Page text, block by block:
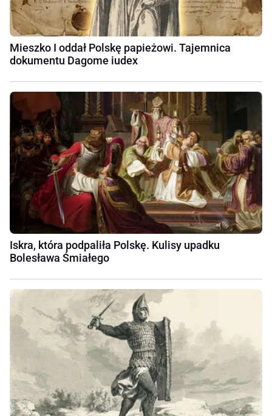
Mieszko I oddał Polskę papieżowi. Tajemnica
dokumentu Dagome iudex
Iskra, która podpaliła Polskę. Kulisy upadku
Bolesława Śmiałego